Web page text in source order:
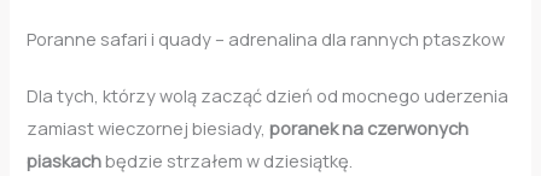
Poranne safari i quady – adrenalina dla rannych ptaszkow
Dla tych, którzy wolą zacząć dzień od mocnego uderzenia
zamiast wieczornej biesiady,poranek na czerwonych
piaskachbędzie strzałem w dziesiątkę.